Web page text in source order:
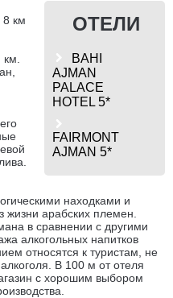
ОТЕЛИ
BAHI
AJMAN
PALACE
HOTEL 5*
FAIRMONT
AJMAN 5*
8 км
находками и
жизни арабских племен.
в сравнении с другими
алкогольных напитков
относятся к туристам, не
В 100 м от отеля
с хорошим выбором